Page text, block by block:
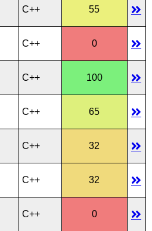
C++ 55
C++ 0
C++ 100
C++ 65
C++ 32
C++ 32
C++ 0